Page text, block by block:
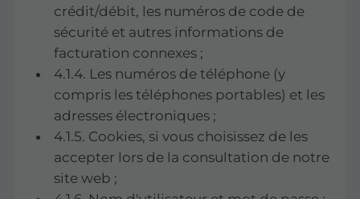
crédit/débit, les numéros de code de
sécurité et autres informations de
facturation connexes ;
4.1.4. Les numéros de téléphone (y
compris les téléphones portables) et les
adresses électroniques ;
4.1.5. Cookies, si vous choisissez de les
accepter lors de la consultation de notre
site web ;